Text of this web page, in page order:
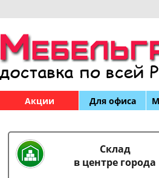
Акции Для офиса
Склад
в центре города